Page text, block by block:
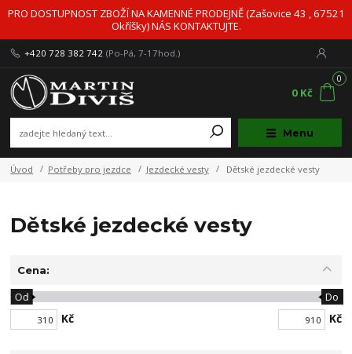
PRO DOSTUPNOST ZBOŽÍ NA KAMENNÉ PRODEJNĚ (Zašovice 43 , 67521
Okříšky) NÁS KONTAKTUJTE.
Menu
+420 728 382 742 (Po-Pá, 7-17hod.)
0
0 Kč
Úvod Potřeby pro jezdce Jezdecké vesty Dětské jezdecké vesty
Dětské jezdecké vesty
Cena:
Kč
Od Do
Kč